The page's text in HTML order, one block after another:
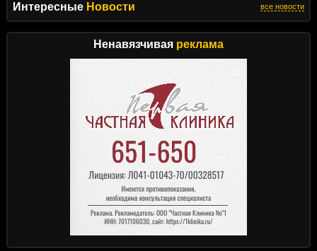
Интересные Новости все новости
Ненавязчивая реклама